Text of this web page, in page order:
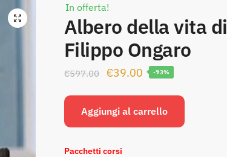
In offerta!
Albero della vita di
Filippo Ongaro
€597.00
Il
originale
era:
€39.00Il
attuale
è:
-93%
Aggiungi al carrello
Pacchetti corsi